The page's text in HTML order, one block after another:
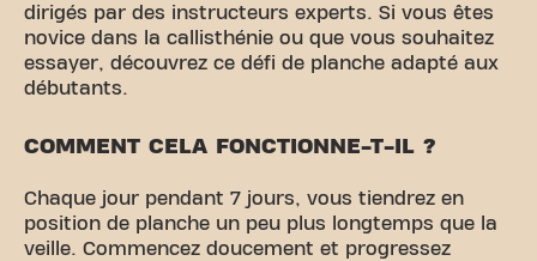
dirigés par des instructeurs experts. Si vous êtes
novice dans la callisthénie ou que vous souhaitez
essayer, découvrez ce défi de planche adapté aux
débutants.
COMMENT CELA FONCTIONNE-T-IL ?
Chaque jour pendant 7 jours, vous tiendrez en
position de planche un peu plus longtemps que la
veille. Commencez doucement et progressez